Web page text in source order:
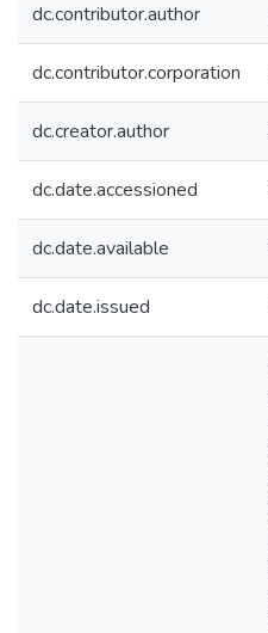
dc.contributor.author
dc.contributor.corporation
dc.creator.author
dc.date.accessioned
dc.date.available
dc.date.issued